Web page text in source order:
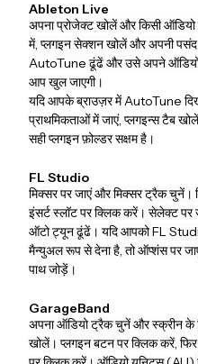
Ableton Live
अपना प्रोजेक्ट खोलें और किसी
में, प्लगइन सेक्शन खोलें और अपनी
AutoTune ढूंढें और उसे अपने ऑडियो
आप खुल जाएगी।
यदि आपके ब्राउज़र में AutoTune
प्राथमिकताओं में जाएं, प्लगइन्स टैब
सही प्लगइन फ़ोल्डर सक्षम है।
FL Studio
मिक्सर पर जाएं और मिक्सर ट्रैक
इंसर्ट स्लॉट पर क्लिक करें। सेलेक्ट पर
ऑटो ट्यून ढूंढें। यदि आपको FL
मैन्युअल रूप से देना है, तो ऑप्शंस पर
पाथ जोड़ें।
GarageBand
अपना ऑडियो ट्रैक चुनें और स्क्रीन के
खोलें। प्लगइन बटन पर क्लिक करें,